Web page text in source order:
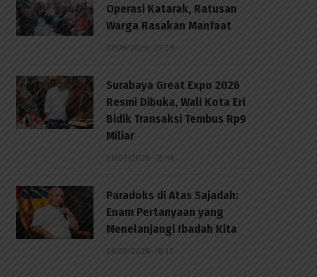
Operasi Katarak, Ratusan
Warga Rasakan Manfaat
07/08/2026 - 07:39
Surabaya Great Expo 2026
Resmi Dibuka, Wali Kota Eri
Bidik Transaksi Tembus Rp9
Miliar
06/08/2026 - 18:45
Paradoks di Atas Sajadah:
Enam Pertanyaan yang
Menelanjangi Ibadah Kita
06/08/2026 - 18:12